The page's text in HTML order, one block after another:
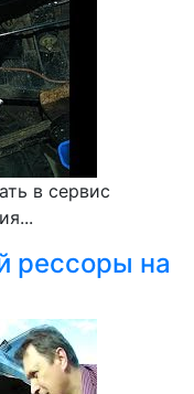
в сервис
рессоры на